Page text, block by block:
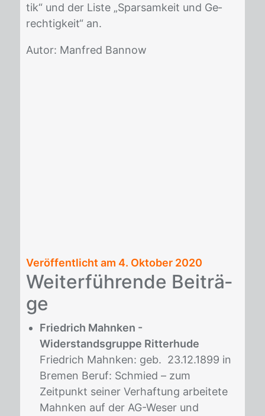
tik“ und der Lis­te „Spar­sam­keit und Ge­
rech­tig­keit“ an.
Au­tor: Man­fred Ban­now
Veröffentlicht am 4. Oktober 2020
Wei­ter­füh­ren­de Bei­trä­
ge
Friedrich Mahnken -
Widerstandsgruppe Ritterhude
Friedrich Mahnken: geb. 23.12.1899 in
Bremen Beruf: Schmied – zum
Zeitpunkt seiner Verhaftung arbeitete
Mahnken auf der AG-Weser und